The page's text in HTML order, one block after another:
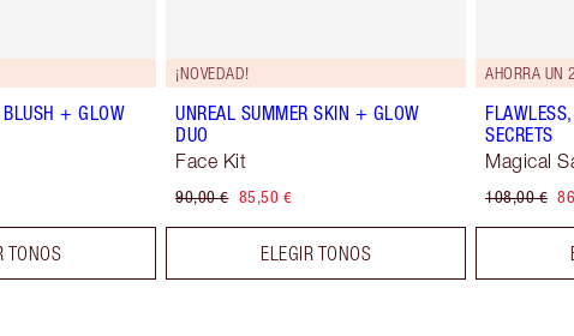
BLUSH + GLOW
TONOS
¡NOVEDAD!
UNREAL SUMMER SKIN + GLOW
DUO
Face Kit
90,00 € 85,50 €
ELEGIR TONOS
AHORRA UN
SECRETS
Magical
108,00 €